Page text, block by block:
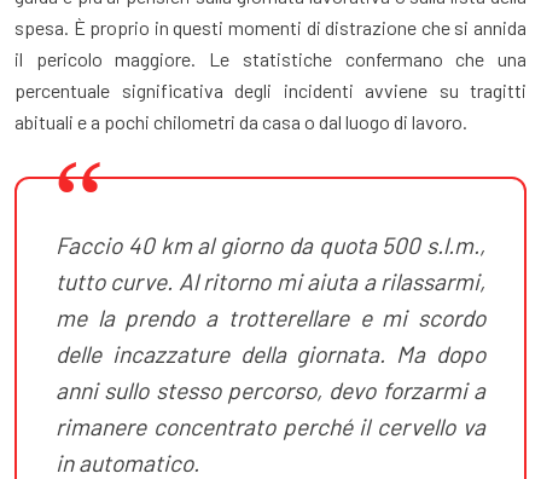
spesa. È proprio in questi momenti di distrazione che si annida
il pericolo maggiore. Le statistiche confermano che una
percentuale significativa degli incidenti avviene su tragitti
abituali e a pochi chilometri da casa o dal luogo di lavoro.
Faccio 40 km al giorno da quota 500 s.l.m.,
tutto curve. Al ritorno mi aiuta a rilassarmi,
me la prendo a trotterellare e mi scordo
delle incazzature della giornata. Ma dopo
anni sullo stesso percorso, devo forzarmi a
rimanere concentrato perché il cervello va
in automatico.